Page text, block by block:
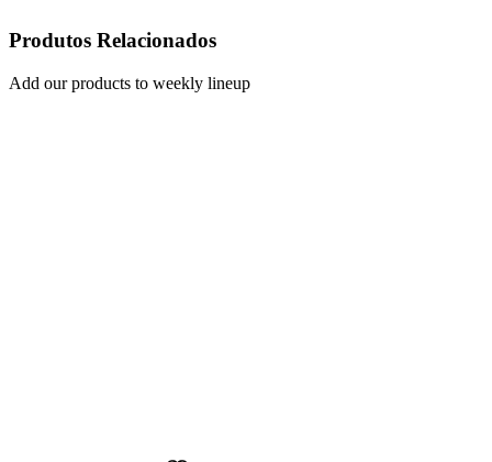
Produtos Relacionados
Add our products to weekly lineup